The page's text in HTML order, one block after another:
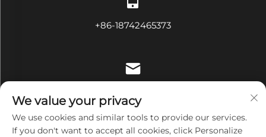
+86-18742465373
We value your privacy
We use cookies and similar tools to provide our services.
If you don't want to accept all cookies, click Personalize